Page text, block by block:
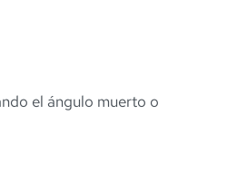
el ángulo muerto o